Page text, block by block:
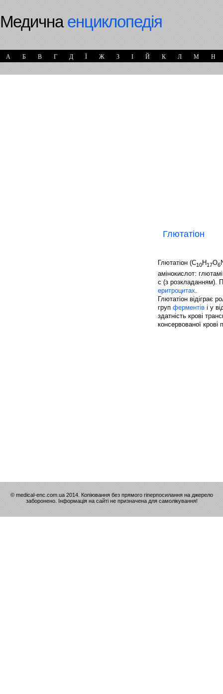
Медичнаенциклопедія
А Б В Г Д Ї Ж З І Й К Л М Н
Глютатіон
Глютатіон (C10H17O6
амінокислот:
с (з розкладанням).
еритроцитах
Глютатіон відіграє
груп ферментів і у
здатність крові
консервованої крові
© medical-enc.com.ua 2014. Копіювання без прямого гіперпосилання на джерело
заборонено. Інформація на сайті не призначена для самолікування!